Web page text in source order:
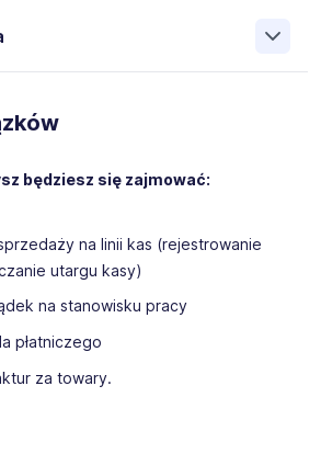
i Doradztwa Personalnego Work &
z największych niezależnych
W ciągu wielu lat naszej
pracę przeszło 50 000 pracowników
znajdujemy pracowników dla
również małych rodzinnych
Agencja jest wpisana pod nr
Agencji Zatrudnienia.
Klienta, poszukujemy osób do pracy
klienta w markecie
będziesz się zajmować:
na linii kas (rejestrowanie
utargu kasy)
na stanowisku pracy
płatniczego
za towary.